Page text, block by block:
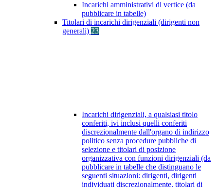
Incarichi amministrativi di vertice (da
pubblicare in tabelle)
Titolari di incarichi dirigenziali (dirigenti non
generali) 23
Incarichi dirigenziali, a qualsiasi titolo
conferiti, ivi inclusi quelli conferiti
discrezionalmente dall'organo di indirizzo
politico senza procedure pubbliche di
selezione e titolari di posizione
organizzativa con funzioni dirigenziali (da
pubblicare in tabelle che distinguano le
seguenti situazioni: dirigenti, dirigenti
individuati discrezionalmente, titolari di